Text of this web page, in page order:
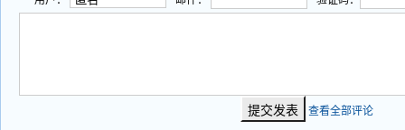
查看全部评论